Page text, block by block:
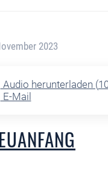
2023
Audio herunterladen (
E-Mail